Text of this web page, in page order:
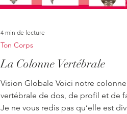
La Colonne Vertébrale
Vision Globale Voici notre colonne
vertébrale de dos, de profil et de
Je ne vous redis pas qu’elle est
Ton Corps
4 min de lecture